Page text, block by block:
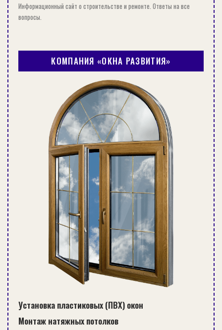
Информационный сайт о строительстве и ремонте. Ответы на все
вопросы.
КОМПАНИЯ «ОКНА РАЗВИТИЯ»
Установка пластиковых (ПВХ) окон
Монтаж натяжных потолков